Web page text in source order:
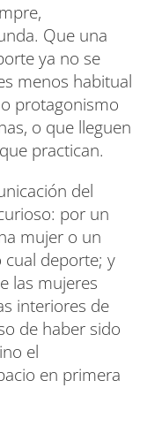
Que una
ya no se
menos habitual
protagonismo
o que lleguen
practican.
del
por un
mujer o un
deporte; y
las mujeres
interiores de
de haber sido
el
en primera